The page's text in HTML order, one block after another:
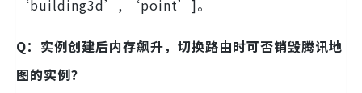
‘building3d’, ‘point’]。
Q： 实例创建后内存飙升，切换路由时可否销毁腾讯地
图的实例？